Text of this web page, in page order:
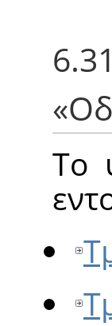
«
Το